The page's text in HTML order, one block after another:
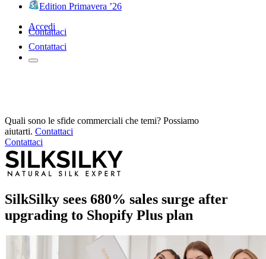
Edition Primavera ’26
Accedi
Contattaci
Contattaci
Quali sono le sfide commerciali che temi? Possiamo
aiutarti. Contattaci
Contattaci
SilkSilky sees 680% sales surge after
upgrading to Shopify Plus plan